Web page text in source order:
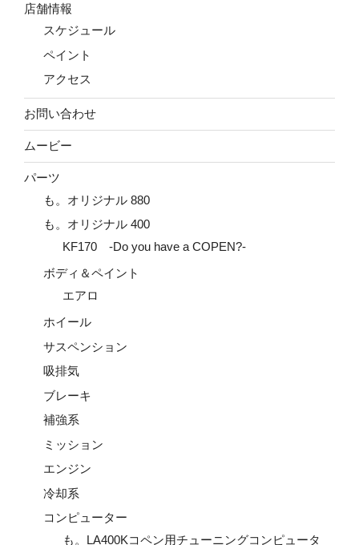
店舗情報
スケジュール
ペイント
アクセス
お問い合わせ
ムービー
パーツ
も。オリジナル 880
も。オリジナル 400
KF170 -Do you have a COPEN?-
ボディ＆ペイント
エアロ
ホイール
サスペンション
吸排気
ブレーキ
補強系
ミッション
エンジン
冷却系
コンピューター
も。LA400Kコペン用チューニングコンピュータ